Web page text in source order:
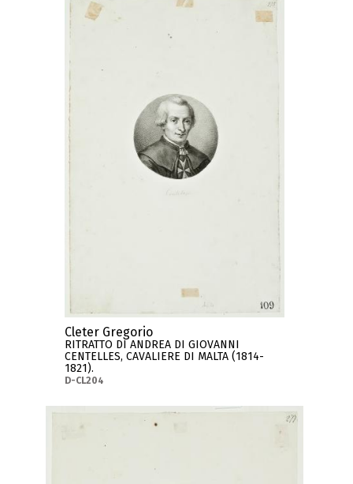
Cleter Gregorio
RITRATTO DI ANDREA DI GIOVANNI
CENTELLES, CAVALIERE DI MALTA (1814-
1821).
D-CL204